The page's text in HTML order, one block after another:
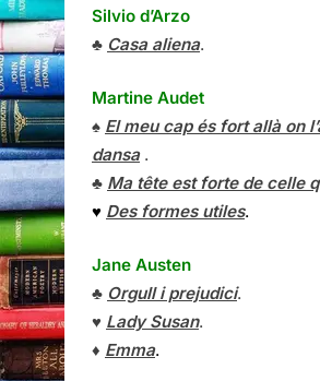
Silvio d’Arzo
♣ Casa aliena.
Martine Audet
♠ El meu cap és fort allà on
dansa.
♣ Ma tête est forte de celle
♥ Des formes utiles.
Jane Austen
♣ Orgull i prejudici.
♥ Lady Susan.
♦ Emma.